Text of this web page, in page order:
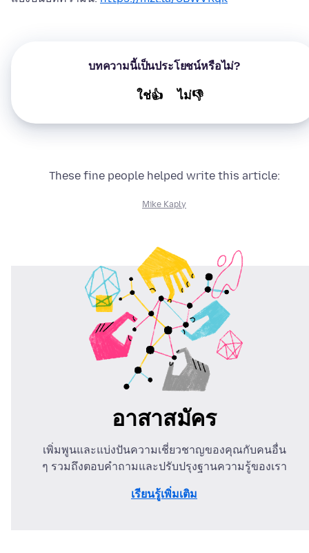
บทความนี้เป็นประโยชน์หรือไม่?
ใช่👍 ไม่👎
These fine people helped write this article:
Mike Kaply
อาสาสมัคร
เพิ่มพูนและแบ่งปันความเชี่ยวชาญของคุณกับคนอื่น
ๆ รวมถึงตอบคำถามและปรับปรุงฐานความรู้ของเรา
เรียนรู้เพิ่มเติม